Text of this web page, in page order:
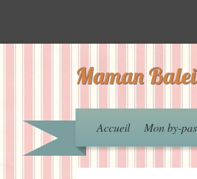
Maman
Accueil Mon by-